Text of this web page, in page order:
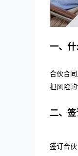
一、什
合伙合
担风险的
二、
签订合伙